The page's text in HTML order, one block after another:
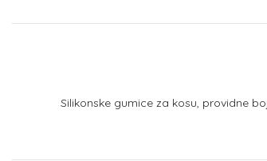
Silikonske gumice za kosu, providne